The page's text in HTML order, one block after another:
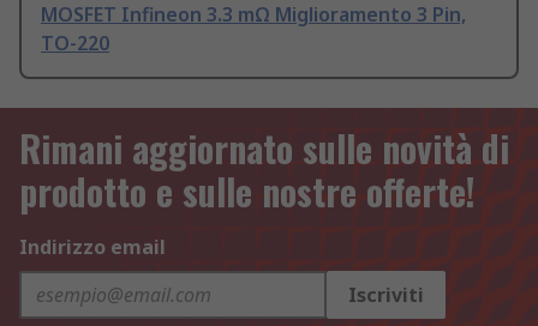
MOSFET Infineon 3.3 mΩ Miglioramento 3 Pin,
TO-220
Rimani aggiornato sulle novità di
prodotto e sulle nostre offerte!
Indirizzo email
Iscriviti